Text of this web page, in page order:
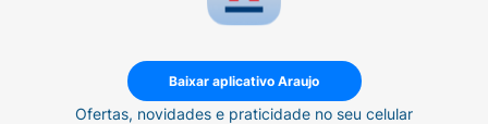
Baixar aplicativo Araujo
Ofertas, novidades e praticidade no seu celular